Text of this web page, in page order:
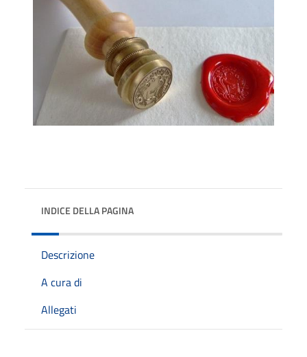
INDICE DELLA PAGINA
Descrizione
A cura di
Allegati